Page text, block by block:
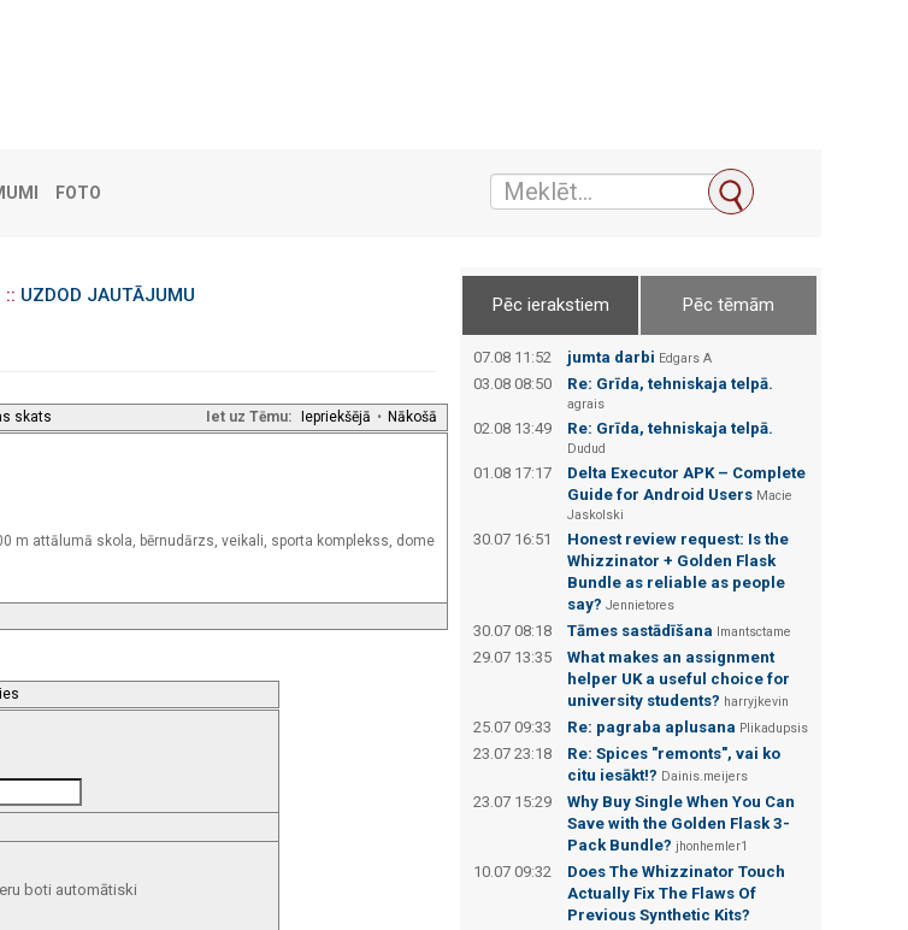
FOTO
:: UZDOD JAUTĀJUMU
Iet uz Tēmu: Iepriekšējā • Nākošā
skats
m attālumā skola, bērnudārzs, veikali, sporta komplekss, dome
boti automātiski
Pēc ierakstiem Pēc tēmām
07.08 11:52 jumta darbi Edgars А
03.08 08:50 Re: Grīda, tehniskaja telpā.
agrais
02.08 13:49 Re: Grīda, tehniskaja telpā.
Dudud
01.08 17:17
Delta Executor APK – Complete
Guide for Android Users Macie
Jaskolski
30.07 16:51
Honest review request: Is the
Whizzinator + Golden Flask
Bundle as reliable as people
say? Jennietores
30.07 08:18 Tāmes sastādīšana Imantsctame
29.07 13:35
What makes an assignment
helper UK a useful choice for
university students? harryjkevin
25.07 09:33 Re: pagraba aplusana Plikadupsis
23.07 23:18
Re: Spices "remonts", vai ko
citu iesākt!? Dainis.meijers
23.07 15:29
Why Buy Single When You Can
Save with the Golden Flask 3-
Pack Bundle? jhonhemler1
10.07 09:32
Does The Whizzinator Touch
Actually Fix The Flaws Of
Previous Synthetic Kits?